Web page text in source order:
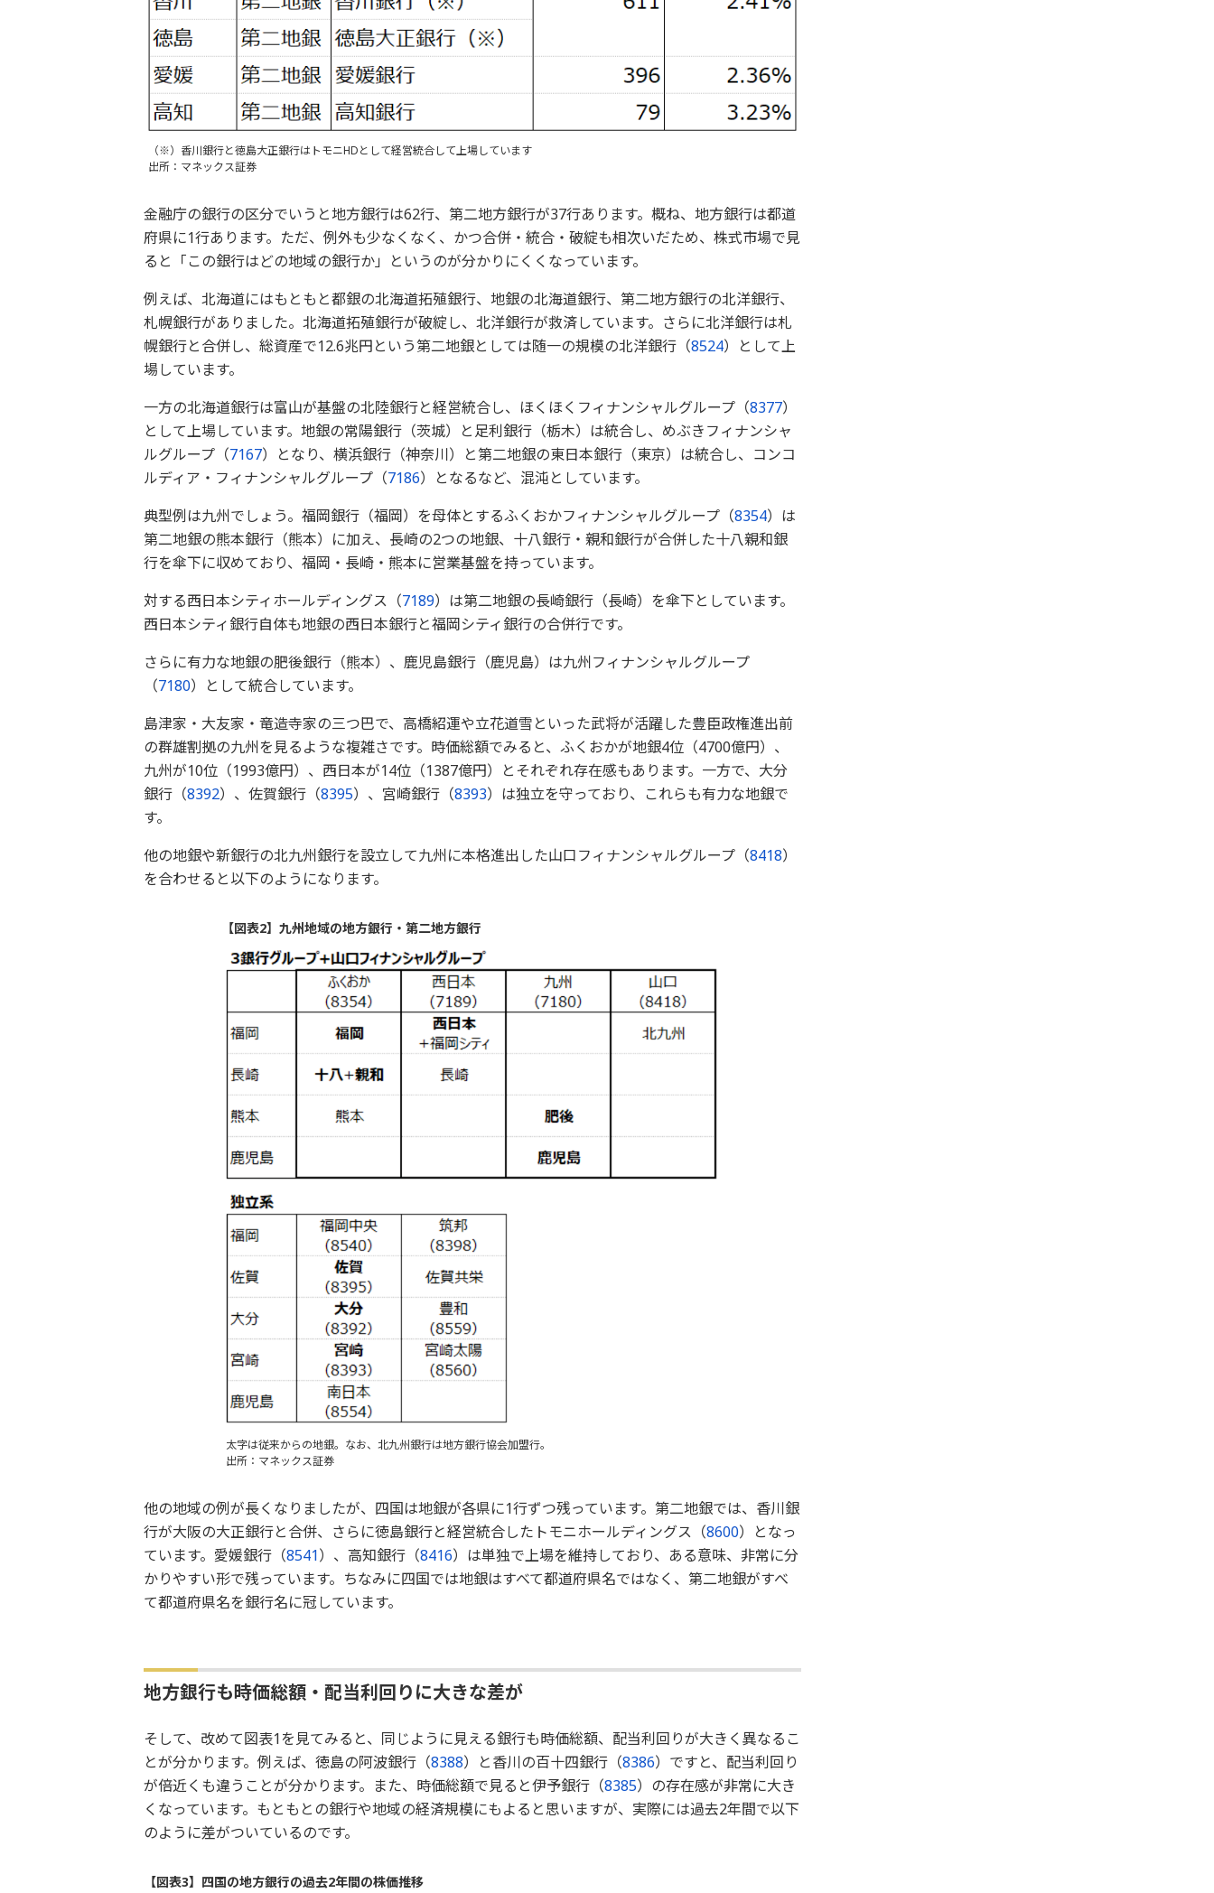
（※）香川銀行と徳島大正銀行はトモニHDとして経営統合して上場しています
出所：マネックス証券
金融庁の銀行の区分でいうと地方銀行は62行、第二地方銀行が37行あります。概ね、地方銀行は都道
府県に1行あります。ただ、例外も少なくなく、かつ合併・統合・破綻も相次いだため、株式市場で見
ると「この銀行はどの地域の銀行か」というのが分かりにくくなっています。
例えば、北海道にはもともと都銀の北海道拓殖銀行、地銀の北海道銀行、第二地方銀行の北洋銀行、
札幌銀行がありました。北海道拓殖銀行が破綻し、北洋銀行が救済しています。さらに北洋銀行は札
幌銀行と合併し、総資産で12.6兆円という第二地銀としては随一の規模の北洋銀行（8524）として上
場しています。
一方の北海道銀行は富山が基盤の北陸銀行と経営統合し、ほくほくフィナンシャルグループ（8377）
として上場しています。地銀の常陽銀行（茨城）と足利銀行（栃木）は統合し、めぶきフィナンシャ
ルグループ（7167）となり、横浜銀行（神奈川）と第二地銀の東日本銀行（東京）は統合し、コンコ
ルディア・フィナンシャルグループ（7186）となるなど、混沌としています。
典型例は九州でしょう。福岡銀行（福岡）を母体とするふくおかフィナンシャルグループ（8354）は
第二地銀の熊本銀行（熊本）に加え、長崎の2つの地銀、十八銀行・親和銀行が合併した十八親和銀
行を傘下に収めており、福岡・長崎・熊本に営業基盤を持っています。
対する西日本シティホールディングス（7189）は第二地銀の長崎銀行（長崎）を傘下としています。
西日本シティ銀行自体も地銀の西日本銀行と福岡シティ銀行の合併行です。
さらに有力な地銀の肥後銀行（熊本）、鹿児島銀行（鹿児島）は九州フィナンシャルグループ
（7180）として統合しています。
島津家・大友家・竜造寺家の三つ巴で、高橋紹運や立花道雪といった武将が活躍した豊臣政権進出前
の群雄割拠の九州を見るような複雑さです。時価総額でみると、ふくおかが地銀4位（4700億円）、
九州が10位（1993億円）、西日本が14位（1387億円）とそれぞれ存在感もあります。一方で、大分
銀行（8392）、佐賀銀行（8395）、宮崎銀行（8393）は独立を守っており、これらも有力な地銀で
す。
他の地銀や新銀行の北九州銀行を設立して九州に本格進出した山口フィナンシャルグループ（8418）
を合わせると以下のようになります。
【図表2】九州地域の地方銀行・第二地方銀行
太字は従来からの地銀。なお、北九州銀行は地方銀行協会加盟行。
出所：マネックス証券
他の地域の例が長くなりましたが、四国は地銀が各県に1行ずつ残っています。第二地銀では、香川銀
行が大阪の大正銀行と合併、さらに徳島銀行と経営統合したトモニホールディングス（8600）となっ
ています。愛媛銀行（8541）、高知銀行（8416）は単独で上場を維持しており、ある意味、非常に分
かりやすい形で残っています。ちなみに四国では地銀はすべて都道府県名ではなく、第二地銀がすべ
て都道府県名を銀行名に冠しています。
地方銀行も時価総額・配当利回りに大きな差が
そして、改めて図表1を見てみると、同じように見える銀行も時価総額、配当利回りが大きく異なるこ
とが分かります。例えば、徳島の阿波銀行（8388）と香川の百十四銀行（8386）ですと、配当利回り
が倍近くも違うことが分かります。また、時価総額で見ると伊予銀行（8385）の存在感が非常に大き
くなっています。もともとの銀行や地域の経済規模にもよると思いますが、実際には過去2年間で以下
のように差がついているのです。
【図表3】四国の地方銀行の過去2年間の株価推移